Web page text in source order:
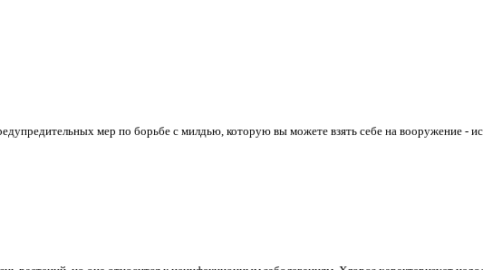
мер по борьбе с милдью, которую вы можете взять себе на вооружение -